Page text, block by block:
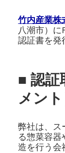
竹内産業株
八潮市）に
認証書を発
■ 認証
メント
弊社は、ス
る惣菜容器
造を行う会